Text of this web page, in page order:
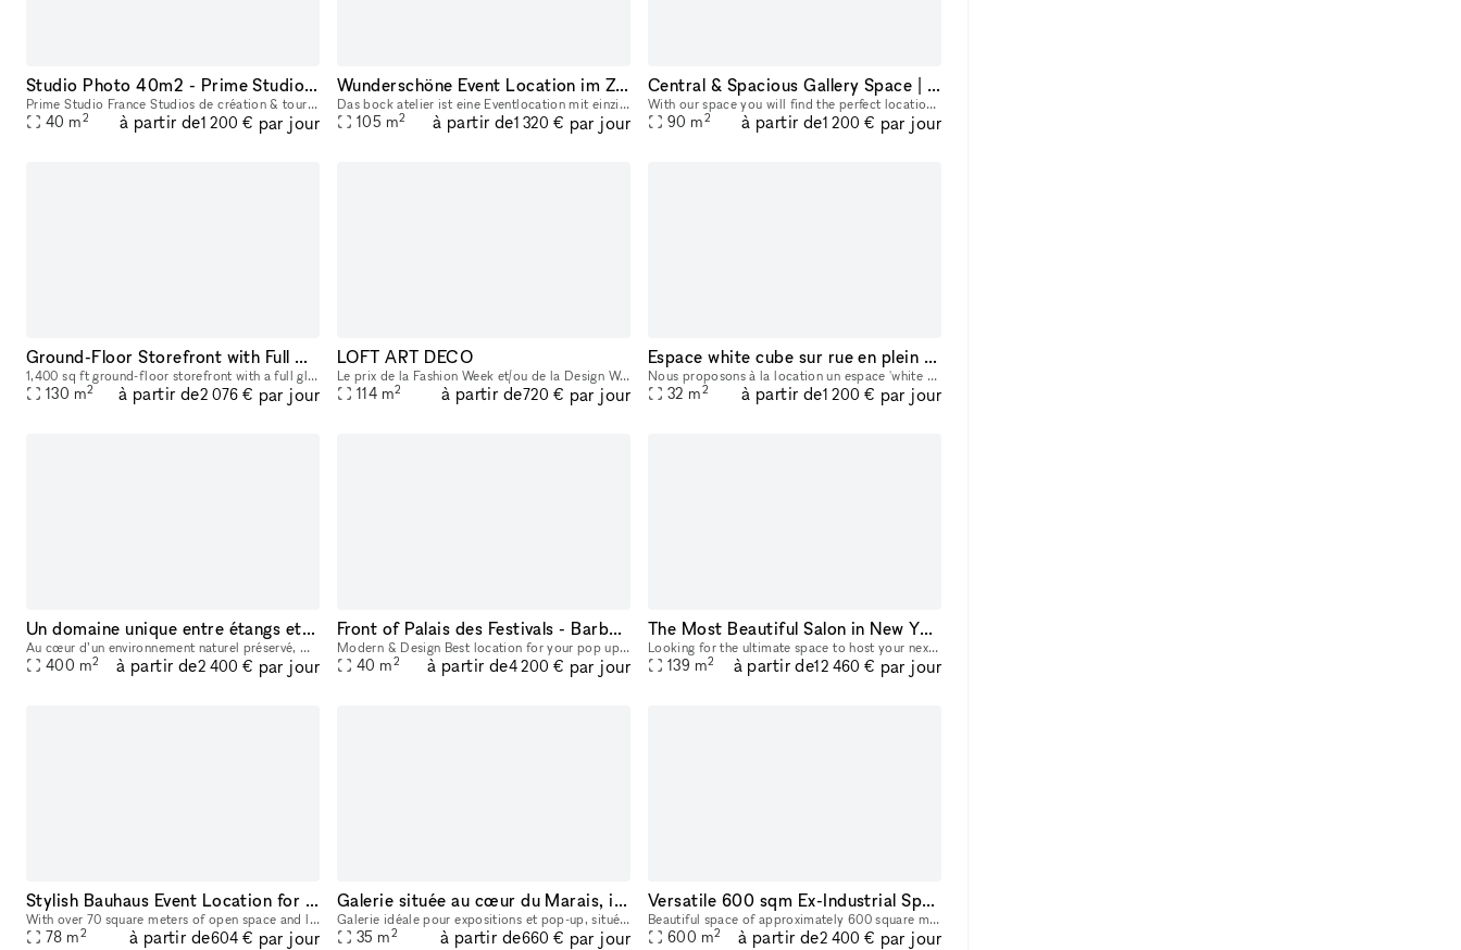
Studio Photo 40m2 - Prime Studio France
Prime Studio France Studios de création & tournage à louer – Noisy-le-Grand (15 min de Paris) Prime Studio France est un espace créatif de 300 m², situé dans un loft moderne et lumineux à seulement
40 m2 à partir de1 200 € par jour
Wunderschöne Event Location im Zentrum von Berlin
Das bock atelier ist eine Eventlocation mit einzigartig schöner Atmosphäre im Graefekiez in Kreuzberg – Berlin. Die Künstler Delia Fröhlich und Max Funkat haben hier einen Ort geschaffen, an dem unve
105 m2 à partir de1 320 € par jour
Central & Spacious Gallery Space | Showroom | Pop Up Location
With our space you will find the perfect location for any type of event. Whether it's workshops, dinners, pop-ups, photoshoots or small gatherings. Our venue is located on Karl-Marx-Allee, in Berlin
90 m2 à partir de1 200 € par jour
Ground-Floor Storefront with Full Glass Front — Pop-Ups, Events, Activations | Chinatown/LES
1,400 sq ft ground-floor storefront with a full glass front on Grand Street in the heart of Chinatown/LES, steps from Dime Square. 12–14 ft ceilings. Track lighting and recessed lighting installed. A
130 m2 à partir de2 076 € par jour
LOFT ART DECO
Le prix de la Fashion Week et/ou de la Design Week est de 25% plus élevé que le prix standard mentionné. Découvrez notre plateforme de location B2B pour des espaces éphémères idéalement situés à Pa
114 m2 à partir de720 € par jour
Espace white cube sur rue en plein Marseille
Nous proposons à la location un espace 'white cube', idéal pour accueillir des projets artistiques, événements privés ou présentations professionnelles. Sa grande hauteur sous plafond confère une res
32 m2 à partir de1 200 € par jour
Un domaine unique entre étangs et nature pour vos événements près de Paris
Au cœur d’un environnement naturel préservé, Domaine Les Étangs de la Bassée offre un cadre unique pour organiser des événements mémorables à seulement une heure de Paris. Les espaces de réception p
400 m2 à partir de2 400 € par jour
Front of Palais des Festivals - Barbershop
Modern & Design Best location for your pop up 40 SQ M2
40 m2 à partir de4 200 € par jour
The Most Beautiful Salon in New York City
Looking for the ultimate space to host your next product launch, party, or private event? Blushington NYC is more than a salon—it’s a destination. With over 15 stations, our lounge is one of the only
139 m2 à partir de12 460 € par jour
Stylish Bauhaus Event Location for Pop-Ups, Exhibitions, and Networking Events
With over 70 square meters of open space and large Bauhaus-style studio windows, this venue offers a light-filled setting perfect for pop-up stores, showrooms, exhibitions, and networking events. Onc
78 m2 à partir de604 € par jour
Galerie située au cœur du Marais, idéale pour expositions, pop-up et événements culturels.
Galerie idéale pour expositions et pop-up, située au 62 rue Charlot. Espace lumineux, accueillant et traversant, bénéficiant d’une excellente visibilité dans une rue animée, entourée de nombreuses au
35 m2 à partir de660 € par jour
Versatile 600 sqm Ex-Industrial Space in Fashion's Heart
Beautiful space of approximately 600 square meters located in a strategic position, surrounded by prestigious fashion house headquarters. The ex-industrial environment offers a unique style, extremel
600 m2 à partir de2 400 € par jour